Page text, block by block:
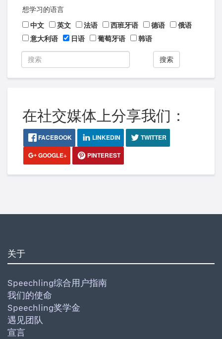
想学习的语言
中文
英文 法语 西班牙语 德语
俄语
意大利语
日语 葡萄牙语 韩语
搜索
在社交媒体上分享我们：
FACEBOOK LINKEDIN
TWITTER
GOOGLE+
PINTEREST
关于
Speechling综合用户指南
我们的使命
Speechling奖学金
遇见团队
宣言